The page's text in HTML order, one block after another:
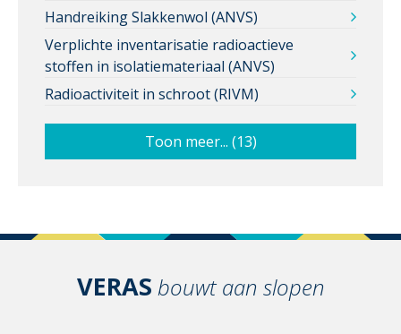
Handreiking Slakkenwol (ANVS)
Verplichte inventarisatie radioactieve
stoffen in isolatiemateriaal (ANVS)
Radioactiviteit in schroot (RIVM)
Toon meer... (13)
VERAS bouwt aan slopen